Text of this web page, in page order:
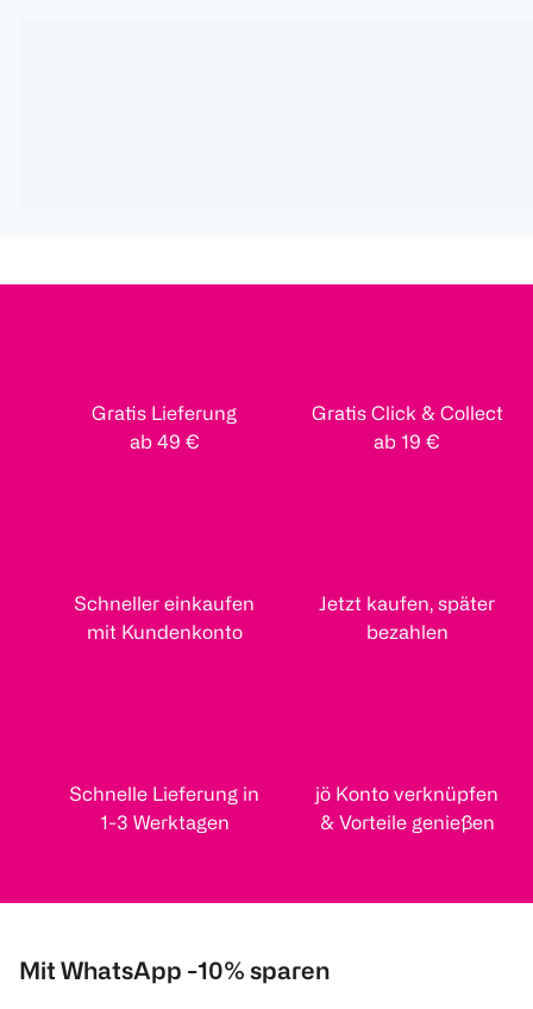
Gratis Lieferung
ab 49 €
Gratis Click & Collect
ab 19 €
Schneller einkaufen
mit Kundenkonto
Jetzt kaufen, später
bezahlen
Schnelle Lieferung in
1-3 Werktagen
jö Konto verknüpfen
& Vorteile genießen
Mit WhatsApp -10% sparen